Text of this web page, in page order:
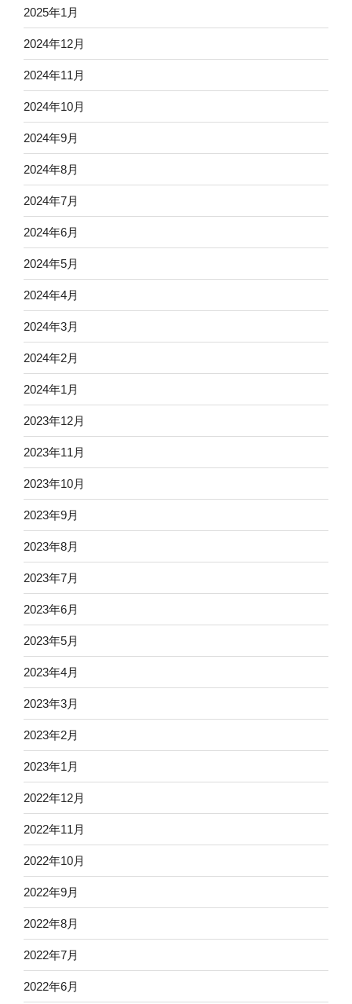
2025年1月
2024年12月
2024年11月
2024年10月
2024年9月
2024年8月
2024年7月
2024年6月
2024年5月
2024年4月
2024年3月
2024年2月
2024年1月
2023年12月
2023年11月
2023年10月
2023年9月
2023年8月
2023年7月
2023年6月
2023年5月
2023年4月
2023年3月
2023年2月
2023年1月
2022年12月
2022年11月
2022年10月
2022年9月
2022年8月
2022年7月
2022年6月